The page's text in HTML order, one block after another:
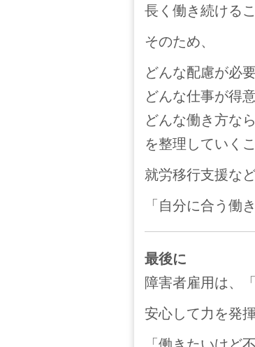
長く働き続ける
そのため、
どんな配慮が必
どんな仕事が得
どんな働き方な
を整理していく
就労移行支援な
「自分に合う働
最後に
障害者雇用は、
安心して力を発